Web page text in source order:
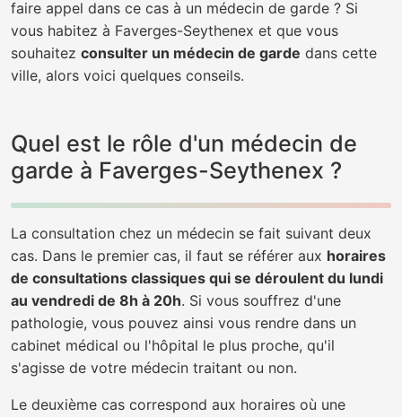
faire appel dans ce cas à un médecin de garde ? Si
vous habitez à Faverges-Seythenex et que vous
souhaitez consulter un médecin de garde dans cette
ville, alors voici quelques conseils.
Quel est le rôle d'un médecin de
garde à Faverges-Seythenex ?
La consultation chez un médecin se fait suivant deux
cas. Dans le premier cas, il faut se référer aux horaires
de consultations classiques qui se déroulent du lundi
au vendredi de 8h à 20h. Si vous souffrez d'une
pathologie, vous pouvez ainsi vous rendre dans un
cabinet médical ou l'hôpital le plus proche, qu'il
s'agisse de votre médecin traitant ou non.
Le deuxième cas correspond aux horaires où une